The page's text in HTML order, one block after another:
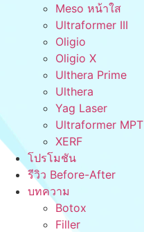
Meso หน้าใส
Ultraformer III
Oligio
Oligio X
Ulthera Prime
Ulthera
Yag Laser
Ultraformer MPT
XERF
โปรโมชัน
รีวิว Before-After
บทความ
Botox
Filler